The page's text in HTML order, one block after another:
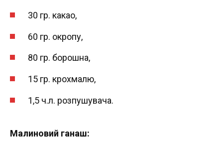
30 гр. какао,
60 гр. окропу,
80 гр. борошна,
15 гр. крохмалю,
1,5 ч.л. розпушувача.
Малиновий ганаш: